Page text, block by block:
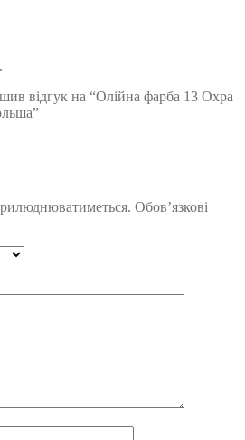
відгук на “Олійна фарба 13 Охра
Обов’язкові